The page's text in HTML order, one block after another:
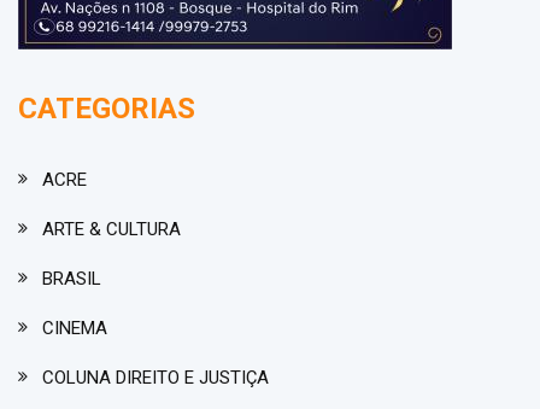
CATEGORIAS
ACRE
ARTE & CULTURA
BRASIL
CINEMA
COLUNA DIREITO E JUSTIÇA